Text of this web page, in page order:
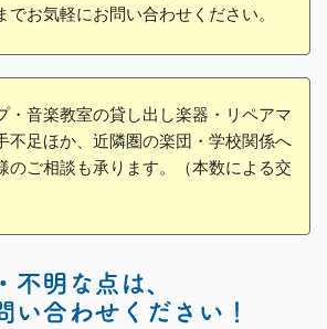
でお気軽にお問い合わせください。
・音楽教室の貸し出し楽器・リペアマ
不足ほか、近隣圏の楽団・学校関係へ
のご相談も承ります。（本数による交